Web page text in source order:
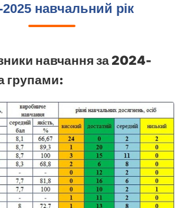
2025 навчальний рік
навчання за 2024-
групами: